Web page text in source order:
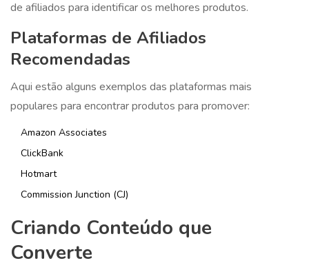
de afiliados para identificar os melhores produtos.
Plataformas de Afiliados
Recomendadas
Aqui estão alguns exemplos das plataformas mais
populares para encontrar produtos para promover:
Amazon Associates
ClickBank
Hotmart
Commission Junction (CJ)
Criando Conteúdo que
Converte